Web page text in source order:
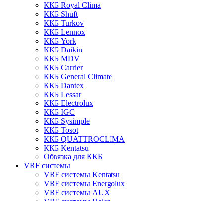
ККБ Royal Clima
ККБ Shuft
ККБ Turkov
ККБ Lennox
ККБ York
ККБ Daikin
ККБ MDV
ККБ Carrier
ККБ General Climate
ККБ Dantex
ККБ Lessar
ККБ Electrolux
ККБ IGC
ККБ Sysimple
ККБ Tosot
ККБ QUATTROCLIMA
ККБ Kentatsu
Обвязка для ККБ
VRF системы
VRF системы Kentatsu
VRF системы Energolux
VRF системы AUX